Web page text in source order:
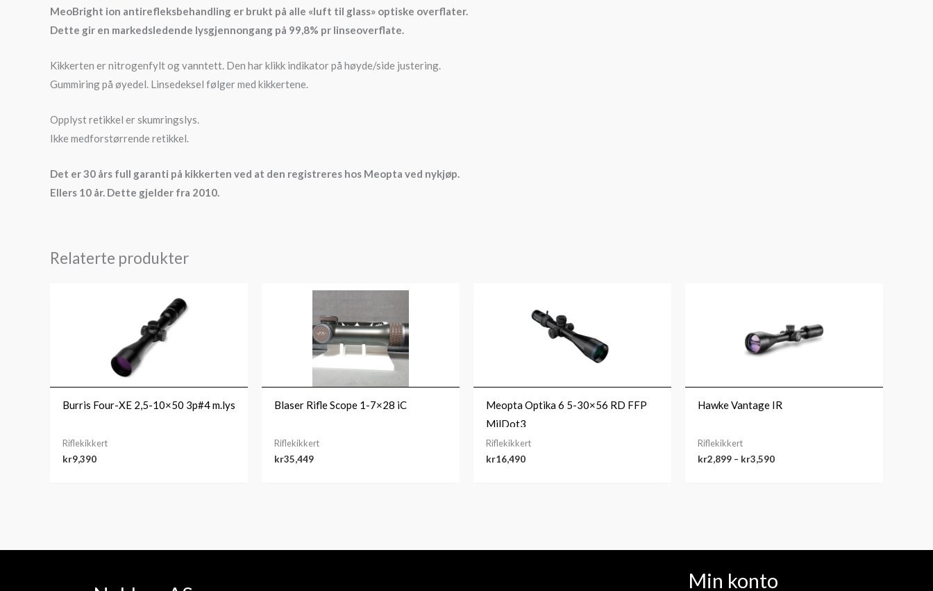
MeoBright ion antirefleksbehandling er brukt på alle «luft til glass» optiske overflater.
Dette gir en markedsledende lysgjennongang på 99,8% pr linseoverflate.
Kikkerten er nitrogenfylt og vanntett. Den har klikk indikator på høyde/side justering.
Gummiring på øyedel. Linsedeksel følger med kikkertene.
Opplyst retikkel er skumringslys.
Ikke medforstørrende retikkel.
Det er 30 års full garanti på kikkerten ved at den registreres hos Meopta ved nykjøp.
Ellers 10 år. Dette gjelder fra 2010.
Relaterte produkter
Burris Four-XE 2,5-10×50 3p#4 m.lys
Riflekikkert
kr9,390
Blaser Rifle Scope 1-7×28 iC
Riflekikkert
kr35,449
Meopta Optika 6 5-30×56 RD FFP
MilDot3
Riflekikkert
kr16,490
Hawke Vantage IR
Riflekikkert
kr2,899 – kr3,590
kr3,590
Min konto